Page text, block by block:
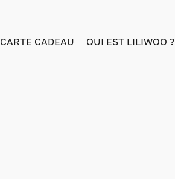
CARTE CADEAU QUI EST LILIWOO ?